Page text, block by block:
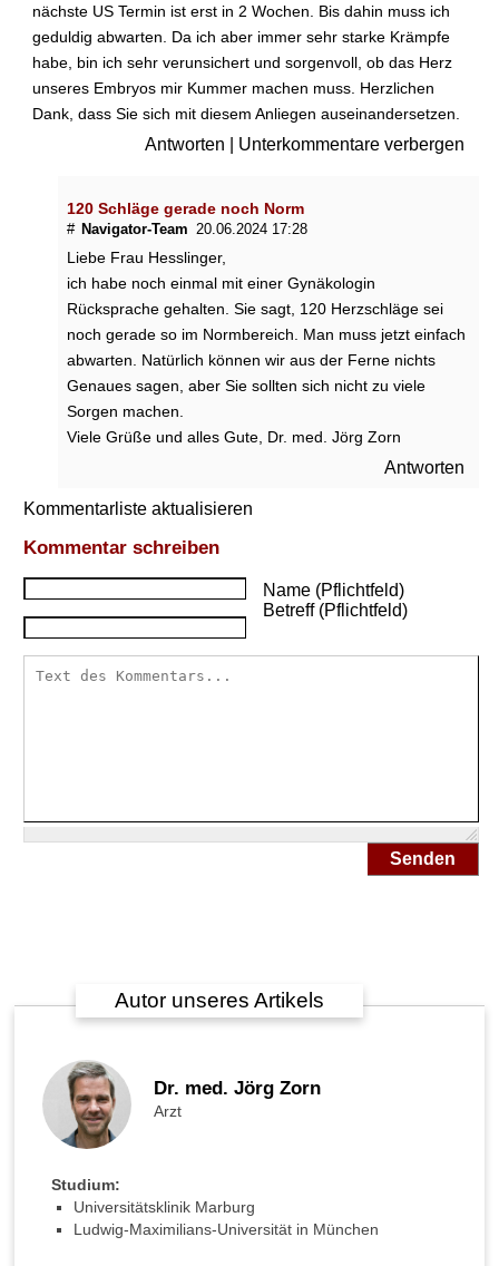
nächste US Termin ist erst in 2 Wochen. Bis dahin muss ich
geduldig abwarten. Da ich aber immer sehr starke Krämpfe
habe, bin ich sehr verunsichert und sorgenvoll, ob das Herz
unseres Embryos mir Kummer machen muss. Herzlichen
Dank, dass Sie sich mit diesem Anliegen auseinandersetzen.
Antworten Unterkommentare verbergen
120 Schläge gerade noch Norm
# Navigator-Team 20.06.2024 17:28
Liebe Frau Hesslinger,
ich habe noch einmal mit einer Gynäkologin
Rücksprache gehalten. Sie sagt, 120 Herzschläge sei
noch gerade so im Normbereich. Man muss jetzt einfach
abwarten. Natürlich können wir aus der Ferne nichts
Genaues sagen, aber Sie sollten sich nicht zu viele
Sorgen machen.
Viele Grüße und alles Gute, Dr. med. Jörg Zorn
Antworten
Kommentarliste aktualisieren
Kommentar schreiben
Name (Pflichtfeld)
Betreff (Pflichtfeld)
Senden
Autor unseres Artikels
Dr. med. Jörg Zorn
Arzt
Studium:
Universitätsklinik Marburg
Ludwig-Maximilians-Universität in München
Fehlgeburt
Abtreibung
10 Tipps für die
Schwangerschaft
Verwandte Beiträge
W
a
s
a
g
t
s
T
G
a
u
s
n
d
C
G
-
W
e
r
e
?